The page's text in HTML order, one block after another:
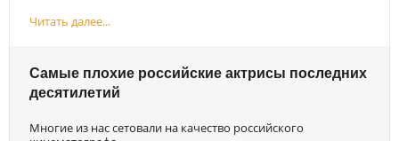
Читать далее...
Самые плохие российские актрисы последних
десятилетий
Многие из нас сетовали на качество российского